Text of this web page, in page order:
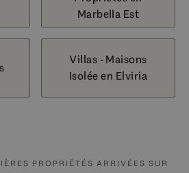
Marbella Est
Villas - Maisons
Isolée en Elviria
PROPRIÉTÉS ARRIVÉES SUR